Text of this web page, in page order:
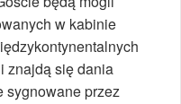
w kabinie
znajdą się dania
sygnowane przez